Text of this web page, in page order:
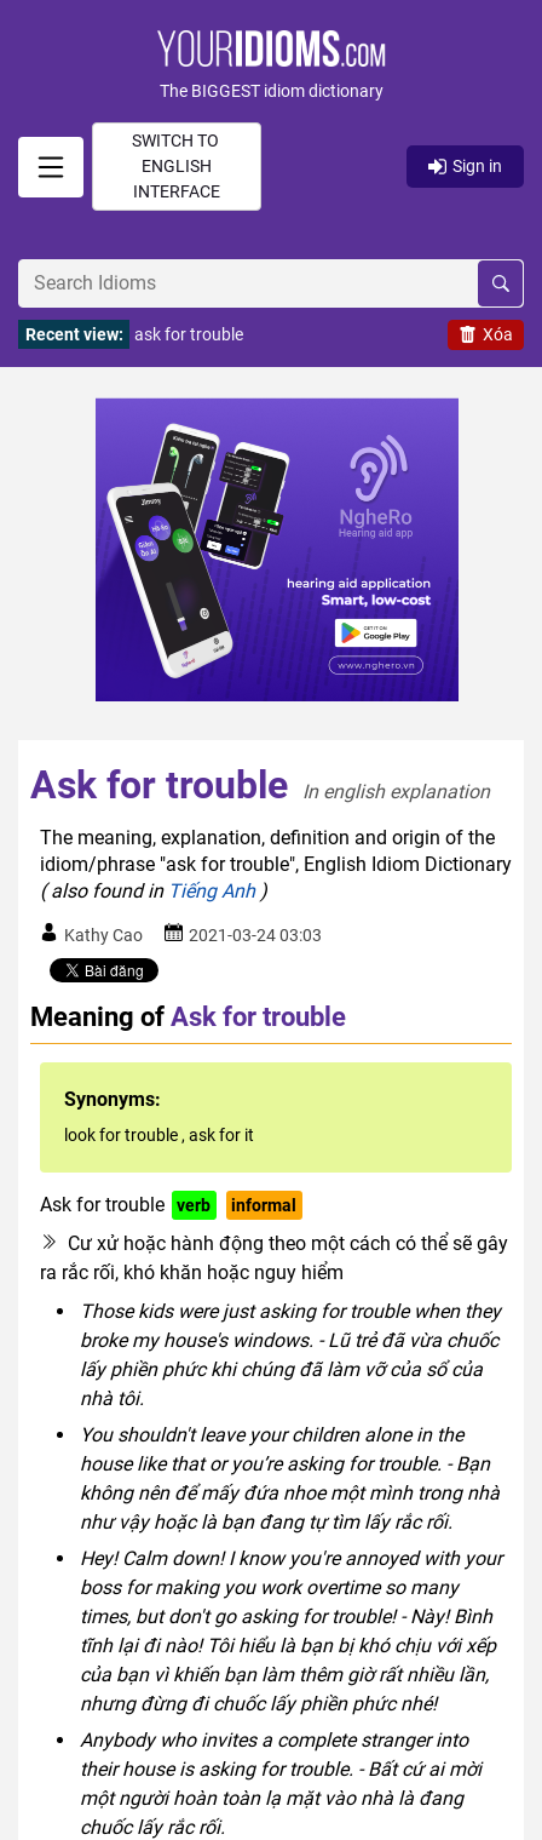
The BIGGEST idiom dictionary
SWITCH TO
ENGLISH
INTERFACE
Sign in
Xóa
Recent view: ask for trouble
Ask for trouble
In english explanation
The meaning, explanation, definition and origin of the
idiom/phrase "ask for trouble", English Idiom Dictionary
( also found in Tiếng Anh)
Kathy Cao 2021-03-24 03:03
Meaning ofAsk for trouble
Synonyms:
look for trouble , ask for it
Ask for trouble verb informal
Cư xử hoặc hành động theo một cách có thể sẽ gây
ra rắc rối, khó khăn hoặc nguy hiểm
Those kids were just asking for trouble when they
broke my house's windows. - Lũ trẻ đã vừa chuốc
lấy phiền phức khi chúng đã làm vỡ của sổ của
nhà tôi.
You shouldn't leave your children alone in the
house like that or you’re asking for trouble. - Bạn
không nên để mấy đứa nhoe một mình trong nhà
như vậy hoặc là bạn đang tự tìm lấy rắc rối.
Hey! Calm down! I know you're annoyed with your
boss for making you work overtime so many
times, but don't go asking for trouble! - Này! Bình
tĩnh lại đi nào! Tôi hiểu là bạn bị khó chịu với xếp
của bạn vì khiến bạn làm thêm giờ rất nhiều lần,
nhưng đừng đi chuốc lấy phiền phức nhé!
Anybody who invites a complete stranger into
their house is asking for trouble. - Bất cứ ai mời
một người hoàn toàn lạ mặt vào nhà là đang
chuốc lấy rắc rối.